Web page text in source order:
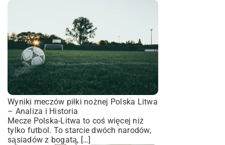
Wyniki meczów piłki nożnej Polska Litwa
– Analiza i Historia
Mecze Polska-Litwa to coś więcej niż
tylko futbol. To starcie dwóch narodów,
sąsiadów z bogatą, […]